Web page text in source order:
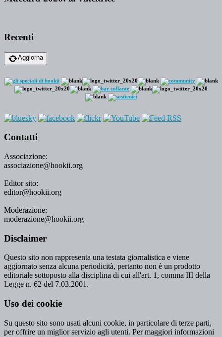
Recenti
Aggiorna
Contatti
Associazione:
associazione@hookii.org
Editor sito:
editor@hookii.org
Moderazione:
moderazione@hookii.org
Disclaimer
Questo sito non rappresenta una testata giornalistica e viene
aggiornato senza alcuna periodicità, pertanto non è un prodotto
editoriale sottoposto alla disciplina di cui all'art. 1, comma III della
Legge n. 62 del 7.03.2001.
Uso dei cookie
Su questo sito sono usati alcuni cookie, in particolare di terze parti,
per offrire un miglior servizio agli utenti. Per maggiori informazioni